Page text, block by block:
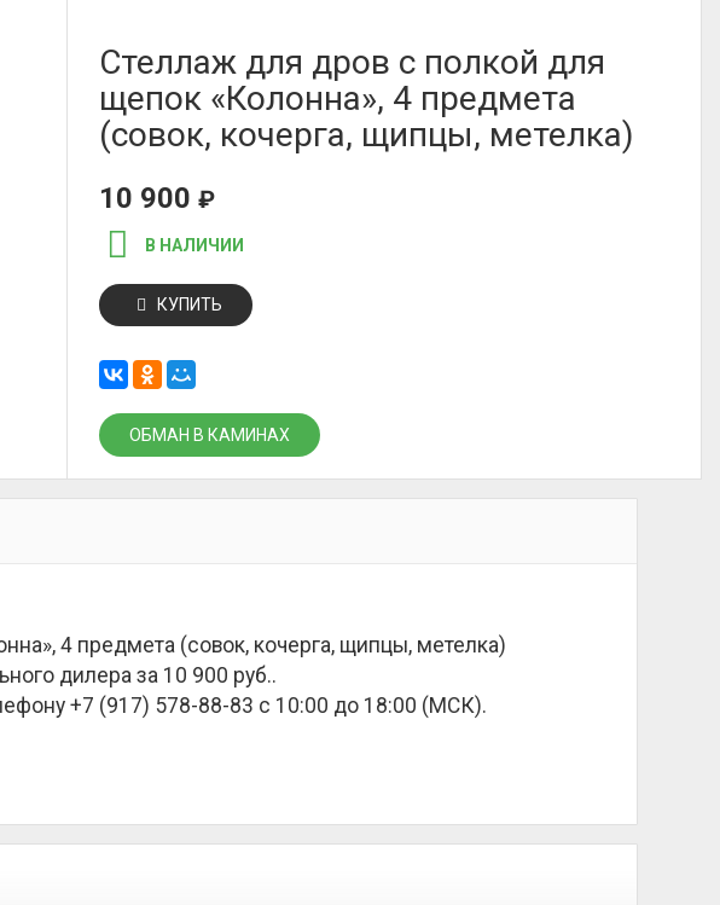
Стеллаж для дров с полкой для
щепок «Колонна», 4 предмета
(совок, кочерга, щипцы, метелка)
10 900₽
В НАЛИЧИИ
КУПИТЬ
ОБМАН В КАМИНАХ
4 предмета (совок, кочерга, щипцы, метелка)
дилера за 10 900 руб..
+7 (917) 578-88-83 с 10:00 до 18:00 (МСК).